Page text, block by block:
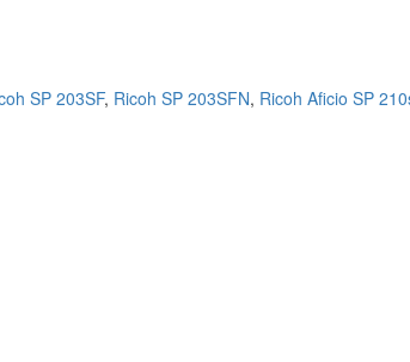
SP 203SF, Ricoh SP 203SFN, Ricoh Aficio SP